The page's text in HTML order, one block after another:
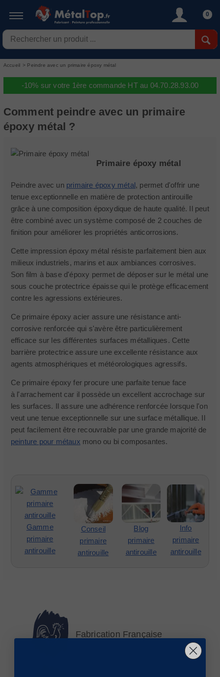
0
Accueil > Peindre avec un primaire époxy métal
-10% sur votre 1ère commande HT au 04.70.28.93.00
Comment peindre avec un primaire
époxy métal ?
Primaire époxy métal
Peindre avec un primaire époxy métal, permet d'offrir une
tenue exceptionnelle en matière de protection antirouille
grâce à une composition époxydique de haute qualité. Il peut
être combiné avec un système composé de 2 couches de
finition pour améliorer les propriétés anticorrosions.
Cette impression époxy métal résiste parfaitement bien aux
milieux industriels, marins et aux ambiances corrosives.
Son film à base d'époxy permet de déposer sur le métal une
sous couche protectrice épaisse qui le protège efficacement
contre les agressions extérieures.
Ce primaire époxy acier assure une résistance anti-
corrosive renforcée qui s'avère être particulièrement
efficace sur les différentes surfaces métalliques. Cette
barrière protectrice assure une excellente résistance aux
agents atmosphériques et météorologiques agressifs.
Ce primaire époxy fer procure une parfaite tenue face
à l'arrachement car il possède un excellent accrochage sur
les surfaces. Il assure une adhérence renforcée lorsque l'on
veut une tenue exceptionnelle sur une surface métallique. Il
peut facilement être recouvrable par une grande majorité de
peinture pour métaux mono ou bi composantes.
Gamme
primaire
antirouille
Conseil
primaire
antirouille
Blog
primaire
antirouille
Info
primaire
antirouille
Fabrication Française